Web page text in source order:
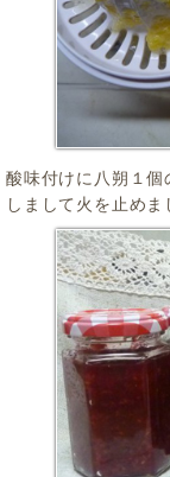
酸味付けに八朔１個
しまして火を止めま